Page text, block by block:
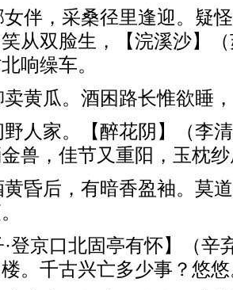
伴，采桑径里逢迎。疑
从双脸生，【浣溪沙】
响缲车。
黄瓜。酒困路长惟欲睡
人家。【醉花阴】（李
兽，佳节又重阳，玉枕
黄昏后，有暗香盈袖。莫
·登京口北固亭有怀】（
。千古兴亡多少事？悠